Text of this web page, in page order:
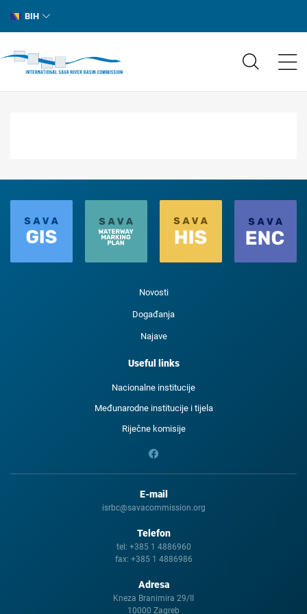
BIH
Novosti
Događanja
Najave
Useful links
Nacionalne institucije
Međunarodne institucije i tijela
Riječne komisije
E-mail
isrbc@savacommission.org
Telefon
tel: +385 1 4886960
fax: +385 1 4886986
Adresa
Kneza Branimira 29/II
10000 Zagreb